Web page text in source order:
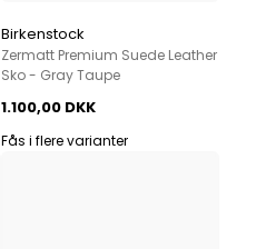
Birkenstock
Zermatt Premium Suede Leather
Sko - Gray Taupe
1.100,00 DKK
Fås i flere varianter